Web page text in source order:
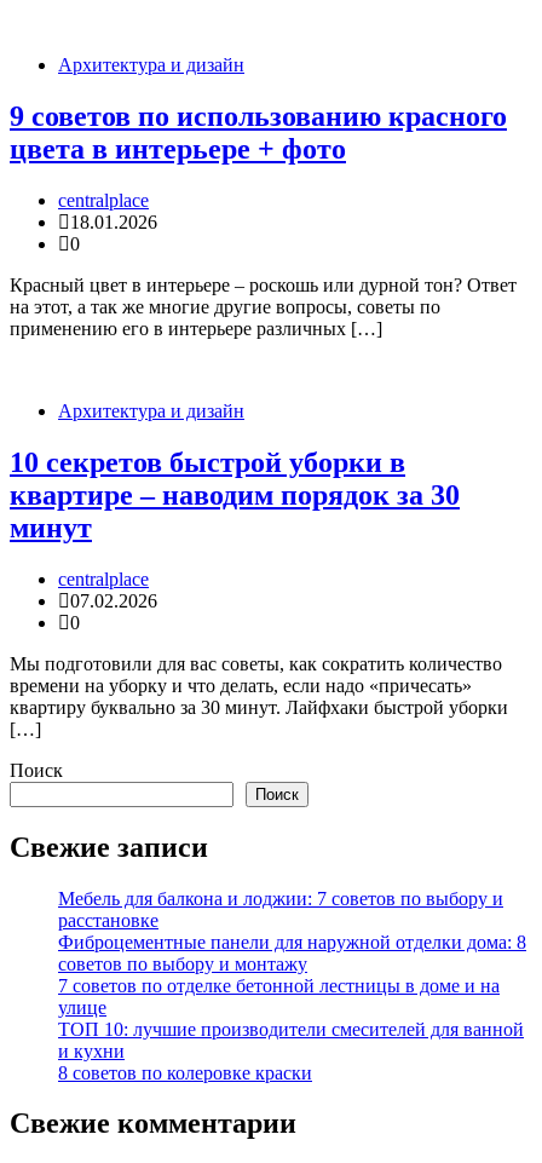
Архитектура и дизайн
9 советов по использованию красного
цвета в интерьере + фото
centralplace
18.01.2026
0
Красный цвет в интерьере – роскошь или дурной тон? Ответ
на этот, а так же многие другие вопросы, советы по
применению его в интерьере различных […]
Архитектура и дизайн
10 секретов быстрой уборки в
квартире – наводим порядок за 30
минут
centralplace
07.02.2026
0
Мы подготовили для вас советы, как сократить количество
времени на уборку и что делать, если надо «причесать»
квартиру буквально за 30 минут. Лайфхаки быстрой уборки
[…]
Поиск
Поиск
Свежие записи
Мебель для балкона и лоджии: 7 советов по выбору и
расстановке
Фиброцементные панели для наружной отделки дома: 8
советов по выбору и монтажу
7 советов по отделке бетонной лестницы в доме и на
улице
ТОП 10: лучшие производители смесителей для ванной
и кухни
8 советов по колеровке краски
Свежие комментарии